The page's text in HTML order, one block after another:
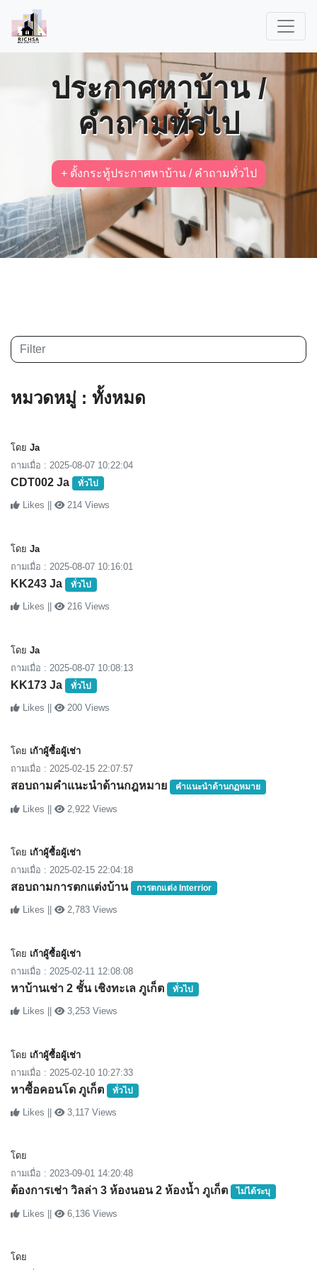
ประกาศหาบ้าน /
คำถามทั่วไป
+ ตั้งกระทู้ประกาศหาบ้าน / คำถามทั่วไป
หมวดหมู่ : ทั้งหมด
โดย Ja
ถามเมื่อ : 2025-08-07 10:22:04
CDT002 Ja ทั่วไป
Likes || 214 Views
โดย Ja
ถามเมื่อ : 2025-08-07 10:16:01
KK243 Ja ทั่วไป
Likes || 216 Views
โดย Ja
ถามเมื่อ : 2025-08-07 10:08:13
KK173 Ja ทั่วไป
Likes || 200 Views
โดย เก้าผู้ซื้อผู้เช่า
ถามเมื่อ : 2025-02-15 22:07:57
สอบถามคำแนะนำด้านกฎหมาย คำแนะนำด้านกฏหมาย
Likes || 2,922 Views
โดย เก้าผู้ซื้อผู้เช่า
ถามเมื่อ : 2025-02-15 22:04:18
สอบถามการตกแต่งบ้าน การตกแต่ง Interrior
Likes || 2,783 Views
โดย เก้าผู้ซื้อผู้เช่า
ถามเมื่อ : 2025-02-11 12:08:08
หาบ้านเช่า 2 ชั้น เชิงทะเล ภูเก็ต ทั่วไป
Likes || 3,253 Views
โดย เก้าผู้ซื้อผู้เช่า
ถามเมื่อ : 2025-02-10 10:27:33
หาซื้อคอนโด ภูเก็ต ทั่วไป
Likes || 3,117 Views
โดย
ถามเมื่อ : 2023-09-01 14:20:48
ต้องการเช่า วิลล่า 3 ห้องนอน 2 ห้องน้ำ ภูเก็ต ไม่ได้ระบุ
Likes || 6,136 Views
โดย